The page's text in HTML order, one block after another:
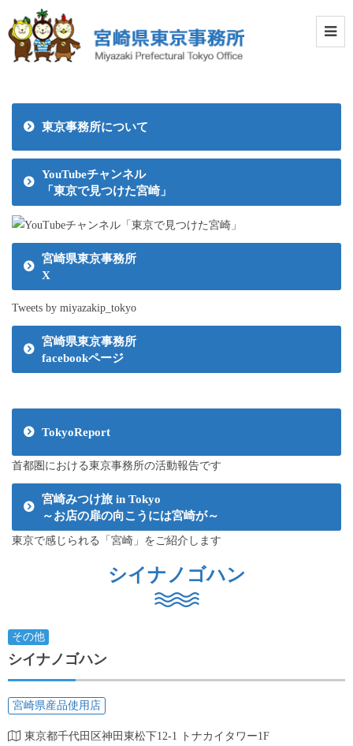
東京事務所について
YouTubeチャンネル
「東京で見つけた宮崎」
宮崎県東京事務所
X
Tweets by miyazakip_tokyo
宮崎県東京事務所
facebookページ
TokyoReport
首都圏における東京事務所の活動報告です
宮崎みつけ旅 in Tokyo
～お店の扉の向こうには宮崎が～
東京で感じられる「宮崎」をご紹介します
シイナノゴハン
その他
シイナノゴハン
宮崎県産品使用店
東京都千代田区神田東松下12-1 トナカイタワー1F